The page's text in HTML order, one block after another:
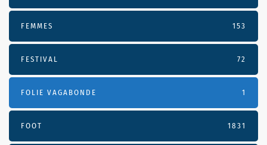
FEMMES 153
FESTIVAL 72
FOLIE VAGABONDE 1
FOOT 1831